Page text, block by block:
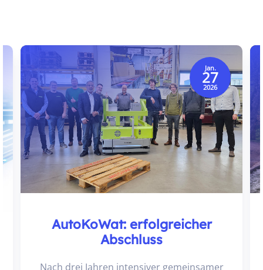
Jan.
27
2026
AutoKoWat: erfolgreicher
Abschluss
Nach drei Jahren intensiver gemeinsamer